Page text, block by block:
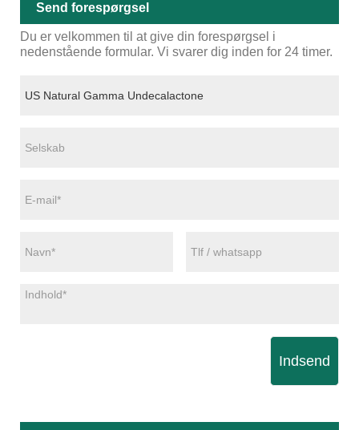
Send forespørgsel
Du er velkommen til at give din forespørgsel i
nedenstående formular. Vi svarer dig inden for 24 timer.
Indsend